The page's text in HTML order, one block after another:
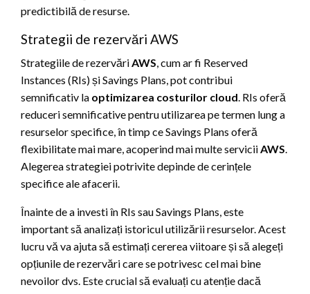
predictibilă de resurse.
Strategii de rezervări AWS
Strategiile de rezervăriAWS, cum ar fi Reserved
Instances (RIs) și Savings Plans, pot contribui
semnificativ la optimizarea costurilor cloud. RIs oferă
reduceri semnificative pentru utilizarea pe termen lung a
resurselor specifice, în timp ce Savings Plans oferă
flexibilitate mai mare, acoperind mai multe serviciiAWS.
Alegerea strategiei potrivite depinde de cerințele
specifice ale afacerii.
Înainte de a investi în RIs sau Savings Plans, este
important să analizați istoricul utilizării resurselor. Acest
lucru vă va ajuta să estimați cererea viitoare și să alegeți
opțiunile de rezervări care se potrivesc cel mai bine
nevoilor dvs. Este crucial să evaluați cu atenție dacă